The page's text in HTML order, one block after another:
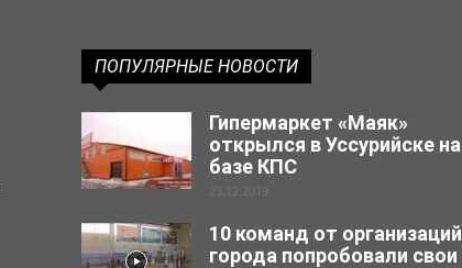
ПОПУЛЯРНЫЕ НОВОСТИ
Гипермаркет «Маяк»
открылся в Уссурийске на
базе КПС
23.12.2019
10 команд от организаций
города попробовали свои